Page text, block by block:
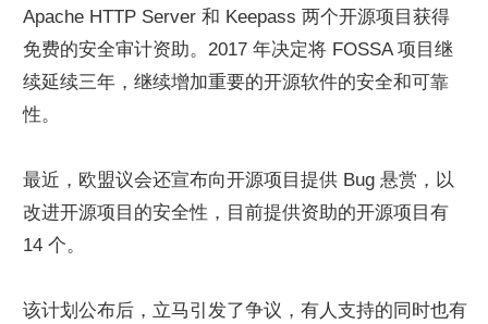
Apache HTTP Server 和 Keepass 两个开源项目获得
免费的安全审计资助。2017 年决定将 FOSSA 项目继
续延续三年，继续增加重要的开源软件的安全和可靠
性。
最近，欧盟议会还宣布向开源项目提供 Bug 悬赏，以
改进开源项目的安全性，目前提供资助的开源项目有
14 个。
该计划公布后，立马引发了争议，有人支持的同时也有